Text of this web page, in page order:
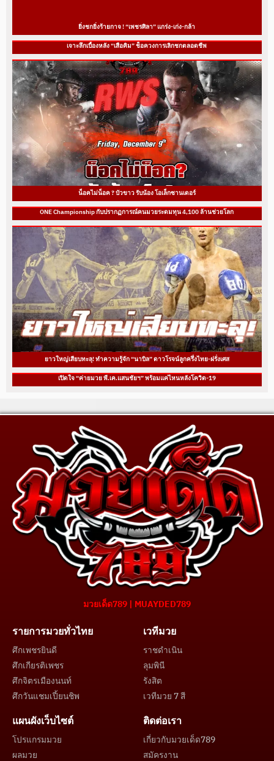
ยิ่งชกยิ่งร้ายกาจ ! “เพชรศิลา” แกร่ง-เก่ง-กล้า
เจาะลึกเบื้องหลัง “เสือคิม” ช็อควงการเลิกชกตลอดชีพ
น็อคไม่น็อค ? บัวขาว รับน้อง โอเล็กซานเดอร์
ONE Championship กับปรากฏการณ์คนมวยระดมทุน 4,100 ล้านช่วยโลก
ยาวใหญ่เสียบทะลุ! ทำความรู้จัก “นาบิล” ดาวโรจน์ลูกครึ่งไทย-ฝรั่งเศส
เปิดใจ “ค่ายมวย พี.เค.แสนชัยฯ” พร้อมแค่ไหนหลังโควิด-19
มวยเด็ด789 | MUAYDED789
รายการมวยทั่วไทย
ศึกเพชรยินดี
ศึกเกียรติเพชร
ศึกจิตรเมืองนนท์
ศึกวันแชมเปี้ยนชิพ
เวทีมวย
ราชดำเนิน
ลุมพินี
รังสิต
เวทีมวย 7 สี
แผนผังเว็บไซต์
โปรแกรมมวย
ผลมวย
ติดต่อเรา
เกี่ยวกับมวยเด็ด789
สมัครงาน